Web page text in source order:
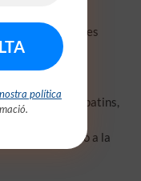
tinguin símptomes
patins, monopatins,
al banc o a la
nostra política